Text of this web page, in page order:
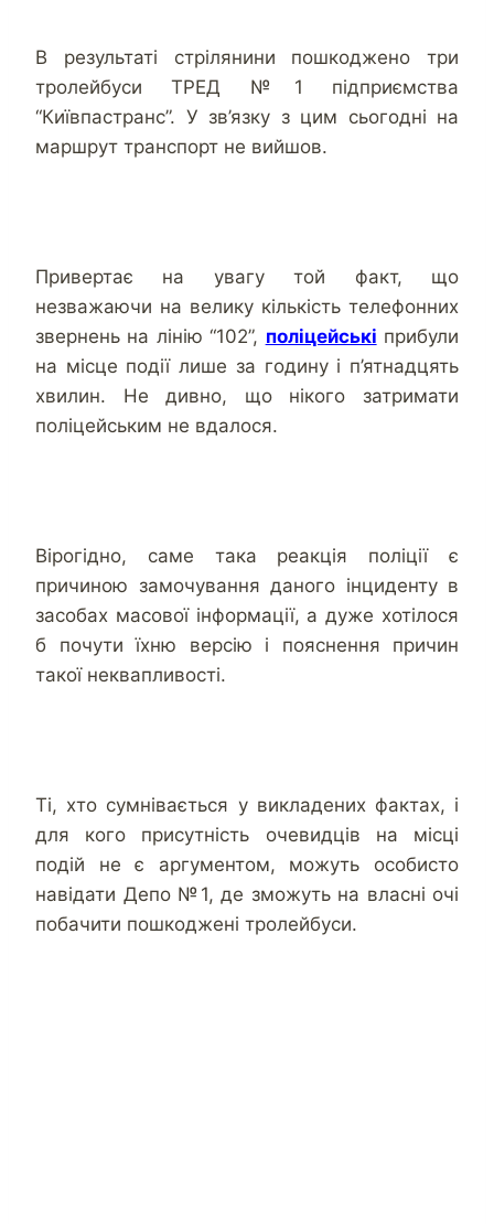
В результаті стрілянини пошкоджено три
тролейбуси ТРЕД №1 підприємства
“Київпастранс”. У зв’язку з цим сьогодні на
маршрут транспорт не вийшов.
Привертає на увагу той факт, що
незважаючи на велику кількість телефонних
звернень на лінію “102”, поліцейські прибули
на місце події лише за годину і п’ятнадцять
хвилин. Не дивно, що нікого затримати
поліцейським не вдалося.
Вірогідно, саме така реакція поліції є
причиною замочування даного інциденту в
засобах масової інформації, а дуже хотілося
б почути їхню версію і пояснення причин
такої неквапливості.
Ті, хто сумнівається у викладених фактах, і
для кого присутність очевидців на місці
подій не є аргументом, можуть особисто
навідати Депо №1, де зможуть на власні очі
побачити пошкоджені тролейбуси.